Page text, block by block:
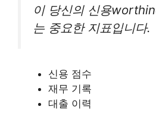
이 당신의 신용
는 중요한 지표입니다.
신용 점수
재무 기록
대출 이력